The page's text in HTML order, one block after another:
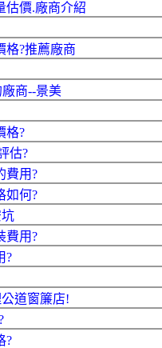
估價.廠商介紹
格?推薦廠商
商--景美
格?
估?
費用?
如何?
費用?
?
道窗簾店!
?